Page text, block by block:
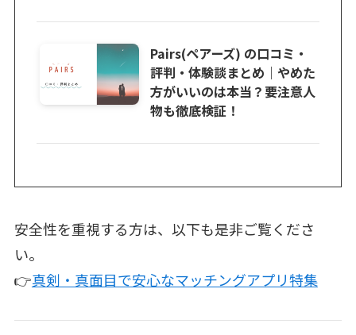
Pairs(ペアーズ) の口コミ・
評判・体験談まとめ｜やめた
方がいいのは本当？要注意人
物も徹底検証！
安全性を重視する方は、以下も是非ご覧くださ
い。
👉真剣・真面目で安心なマッチングアプリ特集